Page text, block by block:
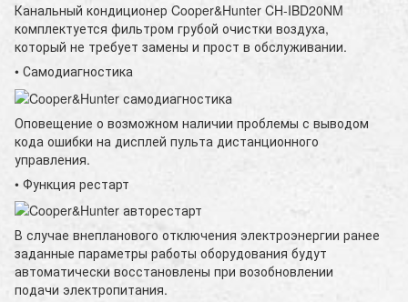
Канальный кондиционер Cooper&Hunter CH-IBD20NM
комплектуется фильтром грубой очистки воздуха,
который не требует замены и прост в обслуживании.
• Самодиагностика
Оповещение о возможном наличии проблемы с выводом
кода ошибки на дисплей пульта дистанционного
управления.
• Функция рестарт
В случае внепланового отключения электроэнергии ранее
заданные параметры работы оборудования будут
автоматически восстановлены при возобновлении
подачи электропитания.